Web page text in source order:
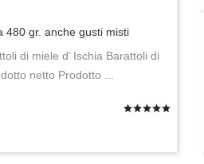
480 gr. anche gusti misti
di miele d’ Ischia Barattoli di
netto Prodotto ...